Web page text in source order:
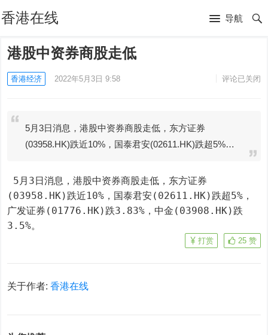
香港在线 导航
港股中资券商股走低
香港经济 2022年5月3日 9:58 评论已关闭
5月3日消息，港股中资券商股走低，东方证券
(03958.HK)跌近10%，国泰君安(02611.HK)跌超5%…
(03958.HK)跌近10%，国泰君安(02611.HK)跌超5%，
广发证券(01776.HK)跌3.83%，中金(03908.HK)跌
3.5%。
25 赞
打赏
关于作者:香港在线